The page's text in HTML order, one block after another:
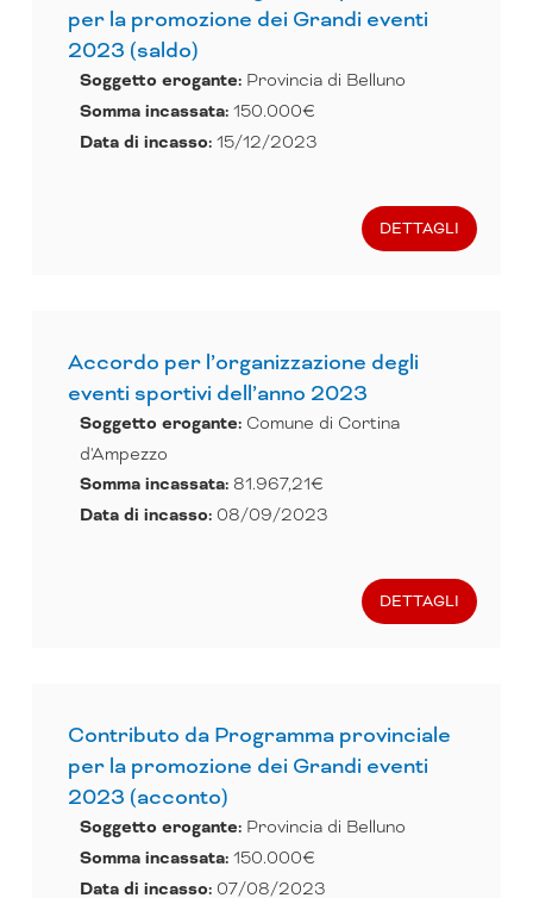
per la promozione dei Grandi eventi
2023 (saldo)
Somma incassata: 150.000€
Soggetto erogante: Provincia di Belluno
Data di incasso: 15/12/2023
DETTAGLI
Accordo per l’organizzazione degli
eventi sportivi dell’anno 2023
Somma incassata: 81.967,21€
Soggetto erogante: Comune di Cortina
d'Ampezzo
Data di incasso: 08/09/2023
DETTAGLI
Contributo da Programma provinciale
per la promozione dei Grandi eventi
2023 (acconto)
Somma incassata: 150.000€
Soggetto erogante: Provincia di Belluno
Data di incasso: 07/08/2023